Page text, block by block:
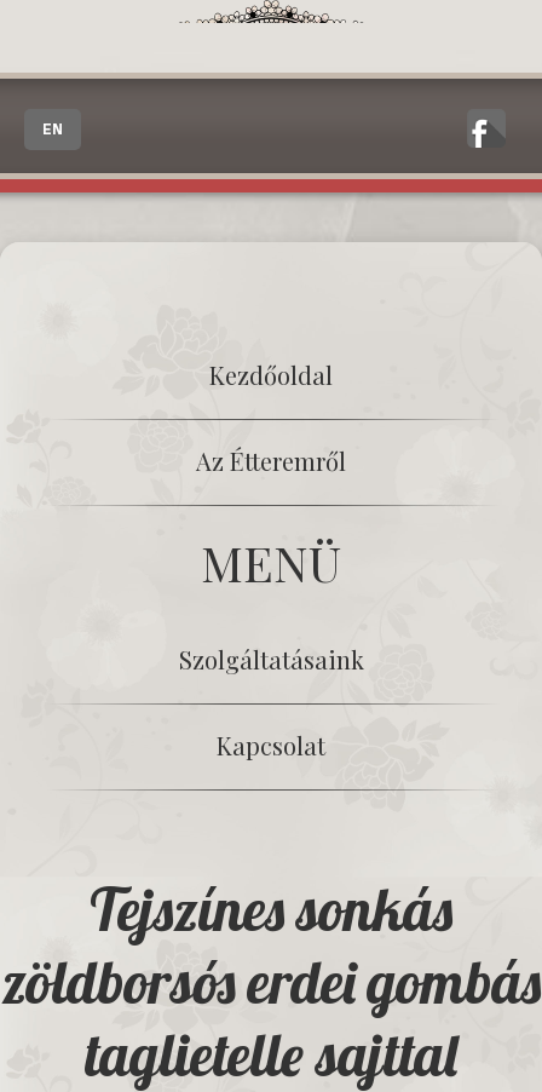
EN
Kezdőoldal
Az Étteremről
MENÜ
Szolgáltatásaink
Kapcsolat
Tejszínes sonkás
zöldborsós erdei gombás
taglietelle sajttal